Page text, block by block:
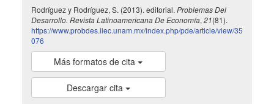
Rodríguez y Rodríguez, S. (2013). editorial. Problemas Del
Desarrollo. Revista Latinoamericana De Economía, 21(81).
https://www.probdes.iiec.unam.mx/index.php/pde/article/view/35
076
Más formatos de cita
Descargar cita